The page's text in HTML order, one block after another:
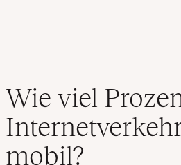
Wie viel
mobil?